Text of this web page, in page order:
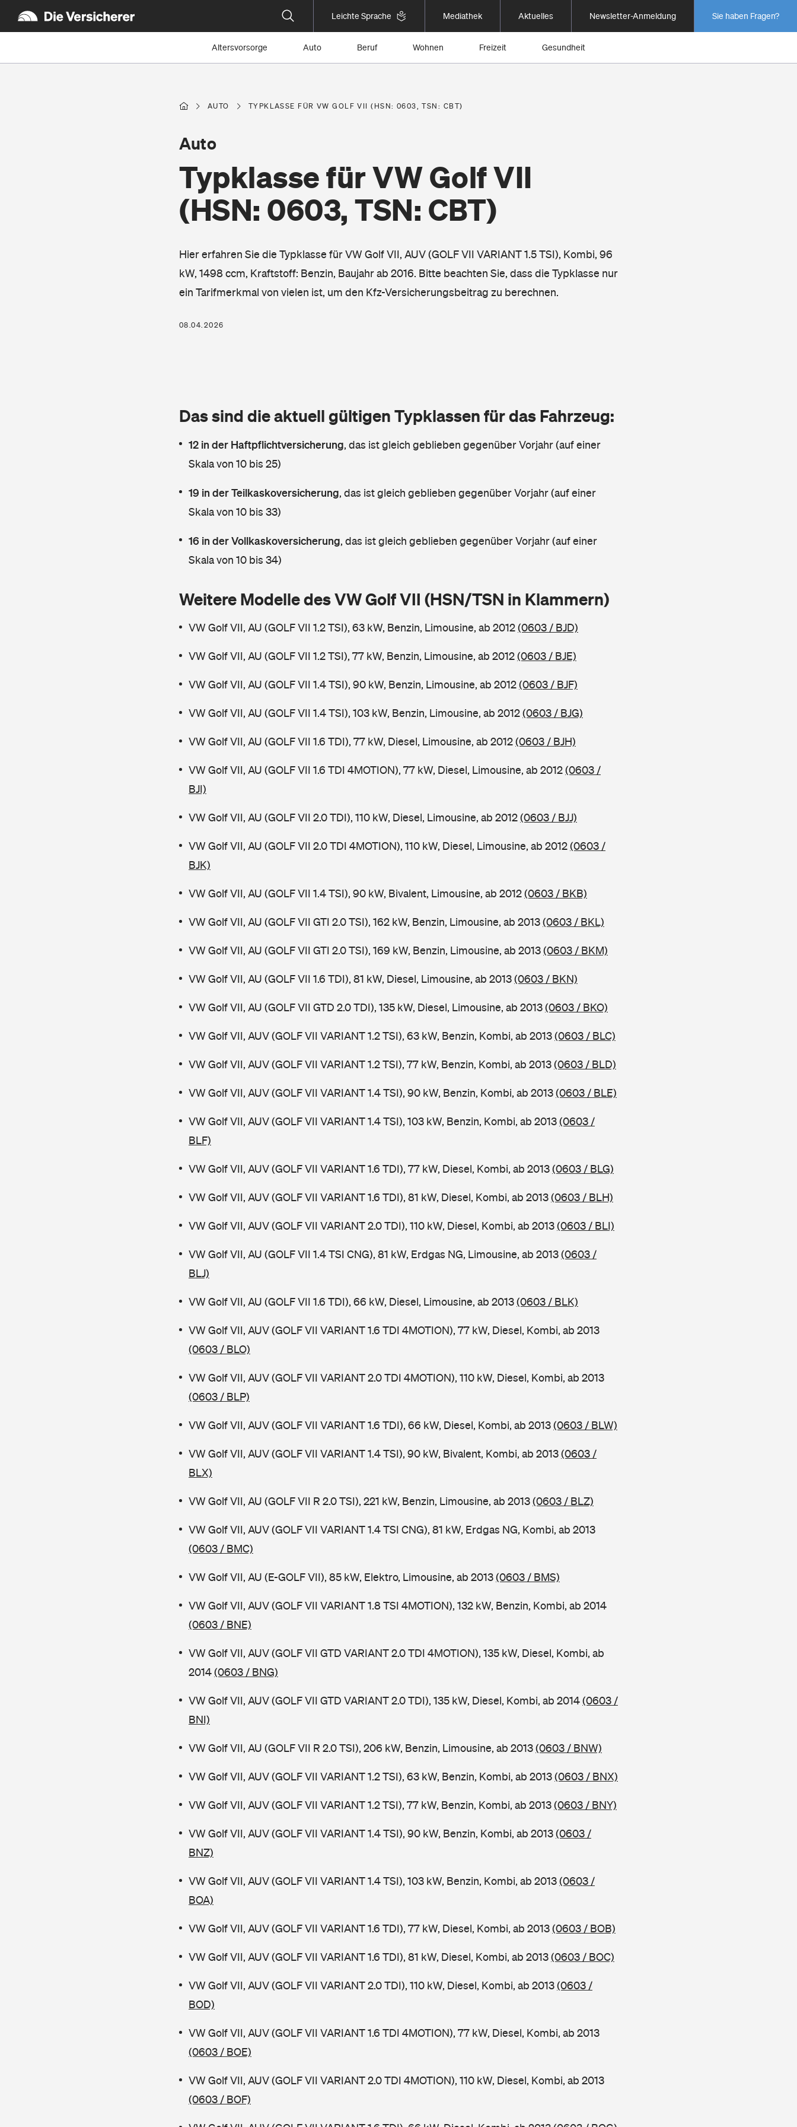
Leichte Sprache Mediathek Aktuelles Newsletter-Anmeldung Sie haben Fragen?
Altersvorsorge Auto Beruf Wohnen Freizeit Gesundheit
AUTO TYPKLASSE FÜR VW GOLF VII (HSN: 0603, TSN: CBT)
Typklasse für VW Golf VII
(HSN: 0603, TSN: CBT)
Auto
Hier erfahren Sie die Typklasse für VW Golf VII, AUV (GOLF VII VARIANT 1.5 TSI), Kombi, 96
kW, 1498 ccm, Kraftstoff: Benzin, Baujahr ab 2016. Bitte beachten Sie, dass die Typklasse nur
ein Tarifmerkmal von vielen ist, um den Kfz-Versicherungsbeitrag zu berechnen.
08.04.2026
Das sind die aktuell gültigen Typklassen für das Fahrzeug:
12 in der Haftpflichtversicherung, das ist gleich geblieben gegenüber Vorjahr (auf einer
Skala von 10 bis 25)
19 in der Teilkaskoversicherung, das ist gleich geblieben gegenüber Vorjahr (auf einer
Skala von 10 bis 33)
16 in der Vollkaskoversicherung, das ist gleich geblieben gegenüber Vorjahr (auf einer
Skala von 10 bis 34)
Weitere Modelle des VW Golf VII (HSN/TSN in Klammern)
VW Golf VII, AU (GOLF VII 1.2 TSI), 63 kW, Benzin, Limousine, ab 2012(0603 / BJD)
VW Golf VII, AU (GOLF VII 1.2 TSI), 77 kW, Benzin, Limousine, ab 2012(0603 / BJE)
VW Golf VII, AU (GOLF VII 1.4 TSI), 90 kW, Benzin, Limousine, ab 2012(0603 / BJF)
VW Golf VII, AU (GOLF VII 1.4 TSI), 103 kW, Benzin, Limousine, ab 2012(0603 / BJG)
VW Golf VII, AU (GOLF VII 1.6 TDI), 77 kW, Diesel, Limousine, ab 2012(0603 / BJH)
VW Golf VII, AU (GOLF VII 1.6 TDI 4MOTION), 77 kW, Diesel, Limousine, ab 2012(0603 /
BJI)
VW Golf VII, AU (GOLF VII 2.0 TDI), 110 kW, Diesel, Limousine, ab 2012(0603 / BJJ)
VW Golf VII, AU (GOLF VII 2.0 TDI 4MOTION), 110 kW, Diesel, Limousine, ab 2012(0603 /
BJK)
VW Golf VII, AU (GOLF VII 1.4 TSI), 90 kW, Bivalent, Limousine, ab 2012(0603 / BKB)
VW Golf VII, AU (GOLF VII GTI 2.0 TSI), 162 kW, Benzin, Limousine, ab 2013(0603 / BKL)
VW Golf VII, AU (GOLF VII GTI 2.0 TSI), 169 kW, Benzin, Limousine, ab 2013(0603 / BKM)
VW Golf VII, AU (GOLF VII 1.6 TDI), 81 kW, Diesel, Limousine, ab 2013(0603 / BKN)
VW Golf VII, AU (GOLF VII GTD 2.0 TDI), 135 kW, Diesel, Limousine, ab 2013(0603 / BKO)
VW Golf VII, AUV (GOLF VII VARIANT 1.2 TSI), 63 kW, Benzin, Kombi, ab 2013(0603 / BLC)
VW Golf VII, AUV (GOLF VII VARIANT 1.2 TSI), 77 kW, Benzin, Kombi, ab 2013(0603 / BLD)
VW Golf VII, AUV (GOLF VII VARIANT 1.4 TSI), 90 kW, Benzin, Kombi, ab 2013(0603 / BLE)
VW Golf VII, AUV (GOLF VII VARIANT 1.4 TSI), 103 kW, Benzin, Kombi, ab 2013(0603 /
BLF)
VW Golf VII, AUV (GOLF VII VARIANT 1.6 TDI), 77 kW, Diesel, Kombi, ab 2013(0603 / BLG)
VW Golf VII, AUV (GOLF VII VARIANT 1.6 TDI), 81 kW, Diesel, Kombi, ab 2013(0603 / BLH)
VW Golf VII, AUV (GOLF VII VARIANT 2.0 TDI), 110 kW, Diesel, Kombi, ab 2013(0603 / BLI)
VW Golf VII, AU (GOLF VII 1.4 TSI CNG), 81 kW, Erdgas NG, Limousine, ab 2013(0603 /
BLJ)
VW Golf VII, AU (GOLF VII 1.6 TDI), 66 kW, Diesel, Limousine, ab 2013(0603 / BLK)
VW Golf VII, AUV (GOLF VII VARIANT 1.6 TDI 4MOTION), 77 kW, Diesel, Kombi, ab 2013
(0603 / BLO)
VW Golf VII, AUV (GOLF VII VARIANT 2.0 TDI 4MOTION), 110 kW, Diesel, Kombi, ab 2013
(0603 / BLP)
VW Golf VII, AUV (GOLF VII VARIANT 1.6 TDI), 66 kW, Diesel, Kombi, ab 2013(0603 / BLW)
VW Golf VII, AUV (GOLF VII VARIANT 1.4 TSI), 90 kW, Bivalent, Kombi, ab 2013(0603 /
BLX)
VW Golf VII, AU (GOLF VII R 2.0 TSI), 221 kW, Benzin, Limousine, ab 2013(0603 / BLZ)
VW Golf VII, AUV (GOLF VII VARIANT 1.4 TSI CNG), 81 kW, Erdgas NG, Kombi, ab 2013
(0603 / BMC)
VW Golf VII, AU (E-GOLF VII), 85 kW, Elektro, Limousine, ab 2013(0603 / BMS)
VW Golf VII, AUV (GOLF VII VARIANT 1.8 TSI 4MOTION), 132 kW, Benzin, Kombi, ab 2014
(0603 / BNE)
VW Golf VII, AUV (GOLF VII GTD VARIANT 2.0 TDI 4MOTION), 135 kW, Diesel, Kombi, ab
2014(0603 / BNG)
VW Golf VII, AUV (GOLF VII GTD VARIANT 2.0 TDI), 135 kW, Diesel, Kombi, ab 2014(0603 /
BNI)
VW Golf VII, AU (GOLF VII R 2.0 TSI), 206 kW, Benzin, Limousine, ab 2013(0603 / BNW)
VW Golf VII, AUV (GOLF VII VARIANT 1.2 TSI), 63 kW, Benzin, Kombi, ab 2013(0603 / BNX)
VW Golf VII, AUV (GOLF VII VARIANT 1.2 TSI), 77 kW, Benzin, Kombi, ab 2013(0603 / BNY)
VW Golf VII, AUV (GOLF VII VARIANT 1.4 TSI), 90 kW, Benzin, Kombi, ab 2013(0603 /
BNZ)
VW Golf VII, AUV (GOLF VII VARIANT 1.4 TSI), 103 kW, Benzin, Kombi, ab 2013(0603 /
BOA)
VW Golf VII, AUV (GOLF VII VARIANT 1.6 TDI), 77 kW, Diesel, Kombi, ab 2013(0603 / BOB)
VW Golf VII, AUV (GOLF VII VARIANT 1.6 TDI), 81 kW, Diesel, Kombi, ab 2013(0603 / BOC)
VW Golf VII, AUV (GOLF VII VARIANT 2.0 TDI), 110 kW, Diesel, Kombi, ab 2013(0603 /
BOD)
VW Golf VII, AUV (GOLF VII VARIANT 1.6 TDI 4MOTION), 77 kW, Diesel, Kombi, ab 2013
(0603 / BOE)
VW Golf VII, AUV (GOLF VII VARIANT 2.0 TDI 4MOTION), 110 kW, Diesel, Kombi, ab 2013
(0603 / BOF)